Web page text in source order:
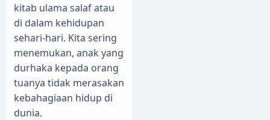
kitab ulama salaf atau
di dalam kehidupan
sehari-hari. Kita sering
menemukan, anak yang
durhaka kepada orang
tuanya tidak merasakan
kebahagiaan hidup di
dunia.